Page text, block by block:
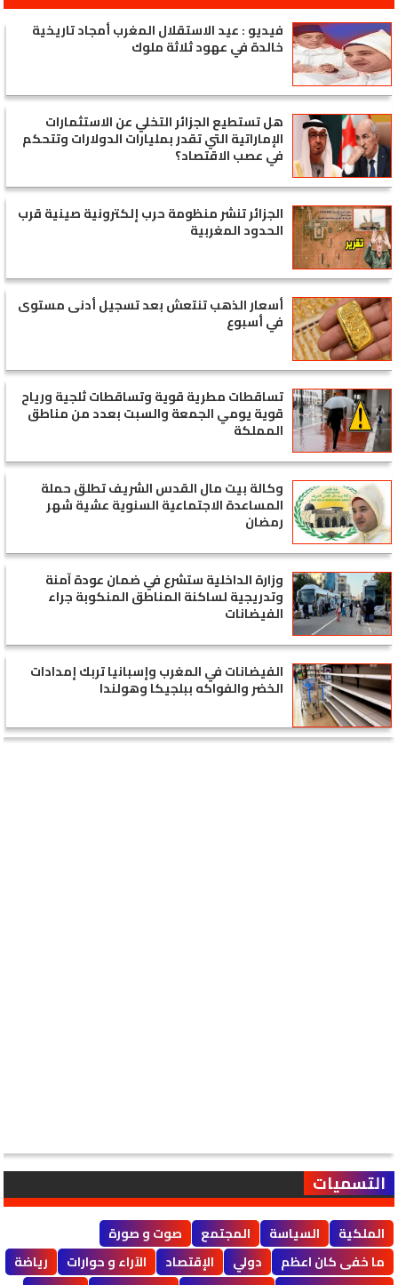
فيديو : عيد الاستقلال المغرب أمجاد تاريخية
خالدة في عهود ثلاثة ملوك
هل تستطيع الجزائر التخلي عن الاستثمارات
الإماراتية التي تقدر بمليارات الدولارات وتتحكم
في عصب الاقتصاد؟
الجزائر تنشر منظومة حرب إلكترونية صينية قرب
الحدود المغربية
أسعار الذهب تنتعش بعد تسجيل أدنى مستوى
في أسبوع
تساقطات مطرية قوية وتساقطات ثلجية ورياح
قوية يومي الجمعة والسبت بعدد من مناطق
المملكة
وكالة بيت مال القدس الشريف تطلق حملة
المساعدة الاجتماعية السنوية عشية شهر
رمضان
وزارة الداخلية ستشرع في ضمان عودة آمنة
وتدريجية لساكنة المناطق المنكوبة جراء
الفيضانات
الفيضانات في المغرب وإسبانيا تربك إمدادات
الخضر والفواكه ببلجيكا وهولندا
التسميات
الملكية السياسة المجتمع
صوت و صورة
ما خفى كان اعظم
دولي الإقتصاد الآراء و حوارات
رياضة